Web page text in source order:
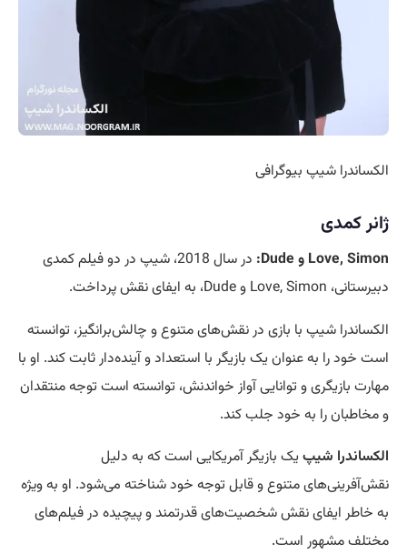
الکساندرا شیپ بیوگرافی
ژانر کمدی
Love, Simon و Dude:
در سال 2018، شیپ در دو فیلم کمدی
دبیرستانی، Love, Simon و Dude، به ایفای نقش پرداخت.
الکساندرا شیپ با بازی در نقش‌های متنوع و چالش‌برانگیز، توانسته
است خود را به عنوان یک بازیگر با استعداد و آینده‌دار ثابت کند. او با
مهارت بازیگری و توانایی آواز خواندنش، توانسته است توجه منتقدان
و مخاطبان را به خود جلب کند.
الکساندرا شیپیک بازیگر آمریکایی است که به دلیل
نقش‌آفرینی‌های متنوع و قابل توجه خود شناخته می‌شود. او به ویژه
به خاطر ایفای نقش شخصیت‌های قدرتمند و پیچیده در فیلم‌های
مختلف مشهور است.